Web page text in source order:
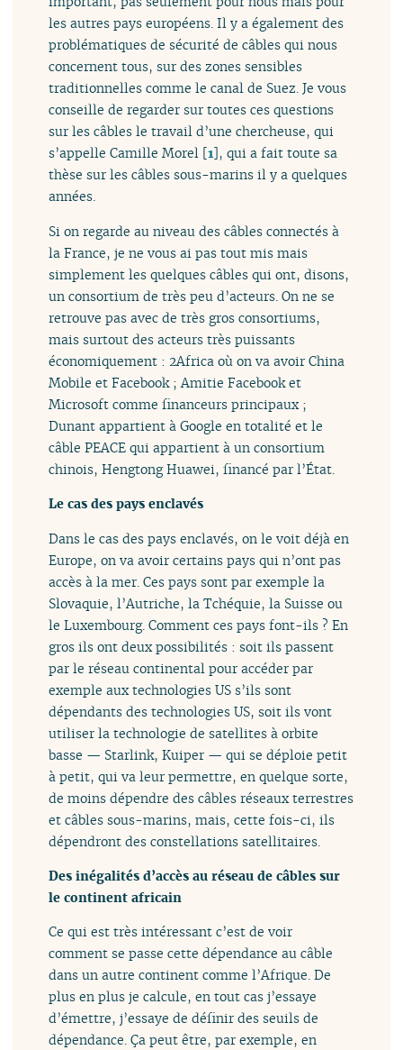
les autres pays européens. Il y a également des
problématiques de sécurité de câbles qui nous
concernent tous, sur des zones sensibles
traditionnelles comme le canal de Suez. Je vous
conseille de regarder sur toutes ces questions
sur les câbles le travail d’une chercheuse, qui
s’appelle Camille Morel [1], qui a fait toute sa
thèse sur les câbles sous-marins il y a quelques
années.
Si on regarde au niveau des câbles connectés à
la France, je ne vous ai pas tout mis mais
simplement les quelques câbles qui ont, disons,
un consortium de très peu d’acteurs. On ne se
retrouve pas avec de très gros consortiums,
mais surtout des acteurs très puissants
économiquement : 2Africa où on va avoir China
Mobile et Facebook ; Amitie Facebook et
Microsoft comme financeurs principaux ;
Dunant appartient à Google en totalité et le
câble PEACE qui appartient à un consortium
chinois, Hengtong Huawei, financé par l’État.
Le cas des pays enclavés
Dans le cas des pays enclavés, on le voit déjà en
Europe, on va avoir certains pays qui n’ont pas
accès à la mer. Ces pays sont par exemple la
Slovaquie, l’Autriche, la Tchéquie, la Suisse ou
le Luxembourg. Comment ces pays font-ils ? En
gros ils ont deux possibilités : soit ils passent
par le réseau continental pour accéder par
exemple aux technologies US s’ils sont
dépendants des technologies US, soit ils vont
utiliser la technologie de satellites à orbite
basse — Starlink, Kuiper — qui se déploie petit
à petit, qui va leur permettre, en quelque sorte,
de moins dépendre des câbles réseaux terrestres
et câbles sous-marins, mais, cette fois-ci, ils
dépendront des constellations satellitaires.
Des inégalités d’accès au réseau de câbles sur
le continent africain
Ce qui est très intéressant c’est de voir
comment se passe cette dépendance au câble
dans un autre continent comme l’Afrique. De
plus en plus je calcule, en tout cas j’essaye
d’émettre, j’essaye de définir des seuils de
dépendance. Ça peut être, par exemple, en